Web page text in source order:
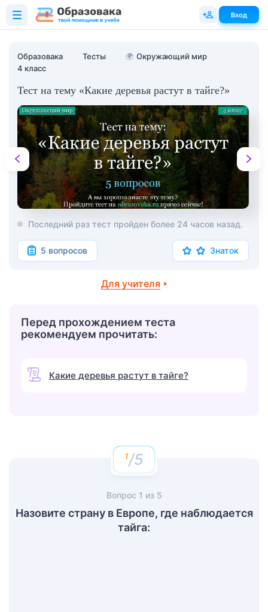
Образовака Тесты 🌍 Окружающий мир
4 класс
Тест на тему «Какие деревья растут в тайге?»
Последний раз тест пройден более 24 часов назад.
5 вопросов Знаток
Для учителя
Перед прохождением теста
рекомендуем прочитать:
Какие деревья растут в тайге?
/5
Вопрос 1 из 5
Назовите страну в Европе, где наблюдается
тайга:
Вход